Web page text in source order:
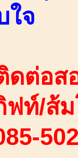
ใจ
ดต่อส
ฟท์/ส้